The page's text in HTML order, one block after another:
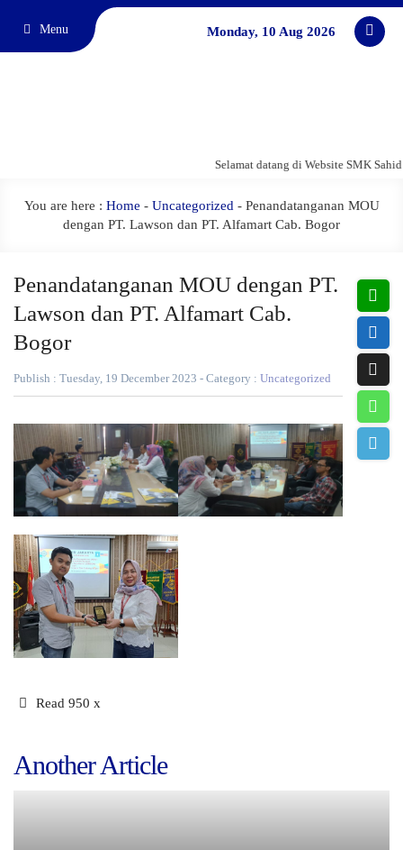
Menu Monday, 10 Aug 2026
Selamat datang di Website SMK
You are here : Home - Uncategorized - Penandatanganan MOU
dengan PT. Lawson dan PT. Alfamart Cab. Bogor
Penandatanganan MOU dengan PT.
Lawson dan PT. Alfamart Cab.
Bogor
Publish : Tuesday, 19 December 2023 - Category : Uncategorized
Read 950 x
Another Article